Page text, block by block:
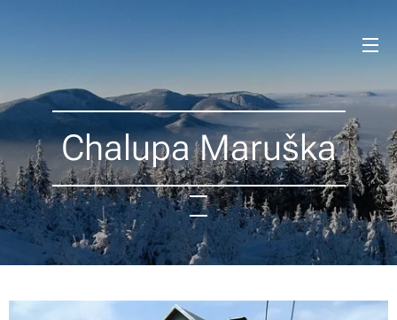
Chalupa Maruška